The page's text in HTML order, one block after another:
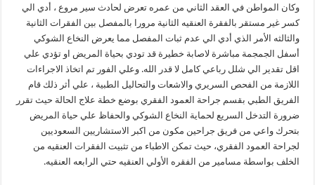
وكان المواطن في العقد الثاني من عمره تعرض لحادث سير مروع ، أدي الي
كسر غير مستقر بالفقرة العنقيه الثانية مرورا بالمفصل بين الفقرات الثانية
والثالثه الأمر الذي أدي الي عدم ثبات المفصل مما يعرض النخاع الشوكي
أسفل الجمجمة مباشرة لاصابة خطيرة قد تودي بحياة المريض او تؤدي علي
اقل تقدير الي شلل رباعي كامل لا قدر الله. وعلي الفور تم اتخاذ الاجراءات
اللازمة من الفحص السريري والاشعات والتحاليل الطبية ، علي أثر ذلك قام
الفريق الطبي بقسم جراحة العمود الفقري بوضع خطة علاج الحالة حيث تقرر
ضرورة التدخل السريع لحماية النخاع الشوكي والحفاظ علي حياة المريض
بتحرك واعي من فريق جراحين مكون من اكبر الاستشاريين السعوديين
لجراحة العمود الفقري، حيث تمكن الاطباء من تثبيت الفقرات العنقيه من
الخلف بواسطة مسامير من الفقره الأولي العنقيه حتي الرابعه العنقيه.